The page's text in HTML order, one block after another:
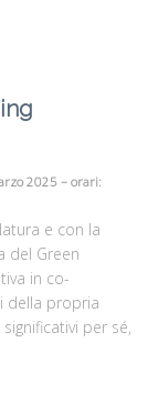
2025 – orari:
e con la
del Green
in co-
della propria
per sé,